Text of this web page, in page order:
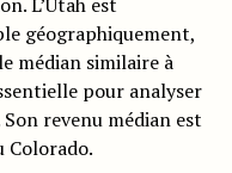
géographiquement,
médian similaire à
pour analyser
revenu médian est
Colorado.